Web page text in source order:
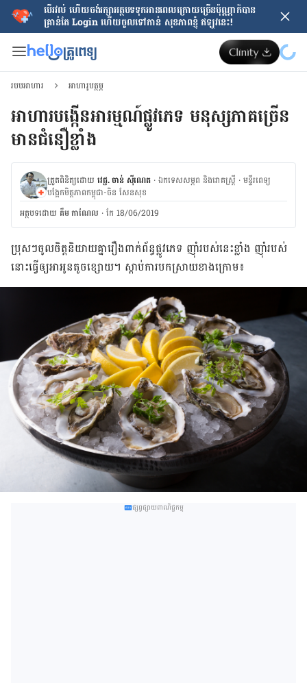
បើរវល់ ហើយចង់​រក្សាអត្ថបទទុកអានពេលក្រោយ​ច្រើនប៉ុណ្ណាក៏បាន
គ្រាន់តែ​ Login ហើយចូលទៅកាន់ សុខភាពខ្ញុំ ឥឡូវនេះ!
របបអាហារ អាហារូបត្ថម្ភ
អាហារបង្កើន​អារម្មណ៍​ផ្លូវភេទ មនុស្សភាគ​ច្រើន​
មានជំនឿខ្លាំង
ត្រួតពិនិត្យដោយ វេជ្ជ. ចាន់ ស៊ីណេត ·ឯកទេសសម្ភព និងរោគស្ត្រី ·ម​ន្ទីរពេទ្យ
បង្អែកមិត្តភាពកម្ពុជា-ចិន សែនសុខ
អត្ថបទ​ដោយ គឹម កាណែល ·កែ 18/06/2019
ប្រុសៗចូល​ចិត្ត​និយាយ​គ្នា​រឿង​ពាក់ព័ន្ធ​ផ្លូវ​ភេទ ញ៉ាំរបស់នេះ​ខ្លាំង ញ៉ាំ​របស់​
នោះ​ធ្វើ​ឲ្យ​អាអូន​តូច​ខ្សោយ។ ស្ដាប់ការបកស្រាយខាងក្រោម៖
ផ្សព្វផ្សាយពាណិជ្ជកម្ម